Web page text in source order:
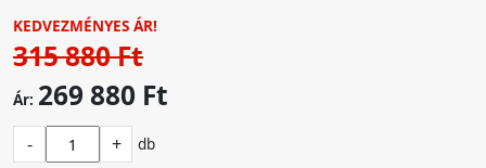
KEDVEZMÉNYES ÁR!
315 880 Ft
Ár: 269 880 Ft
- + db